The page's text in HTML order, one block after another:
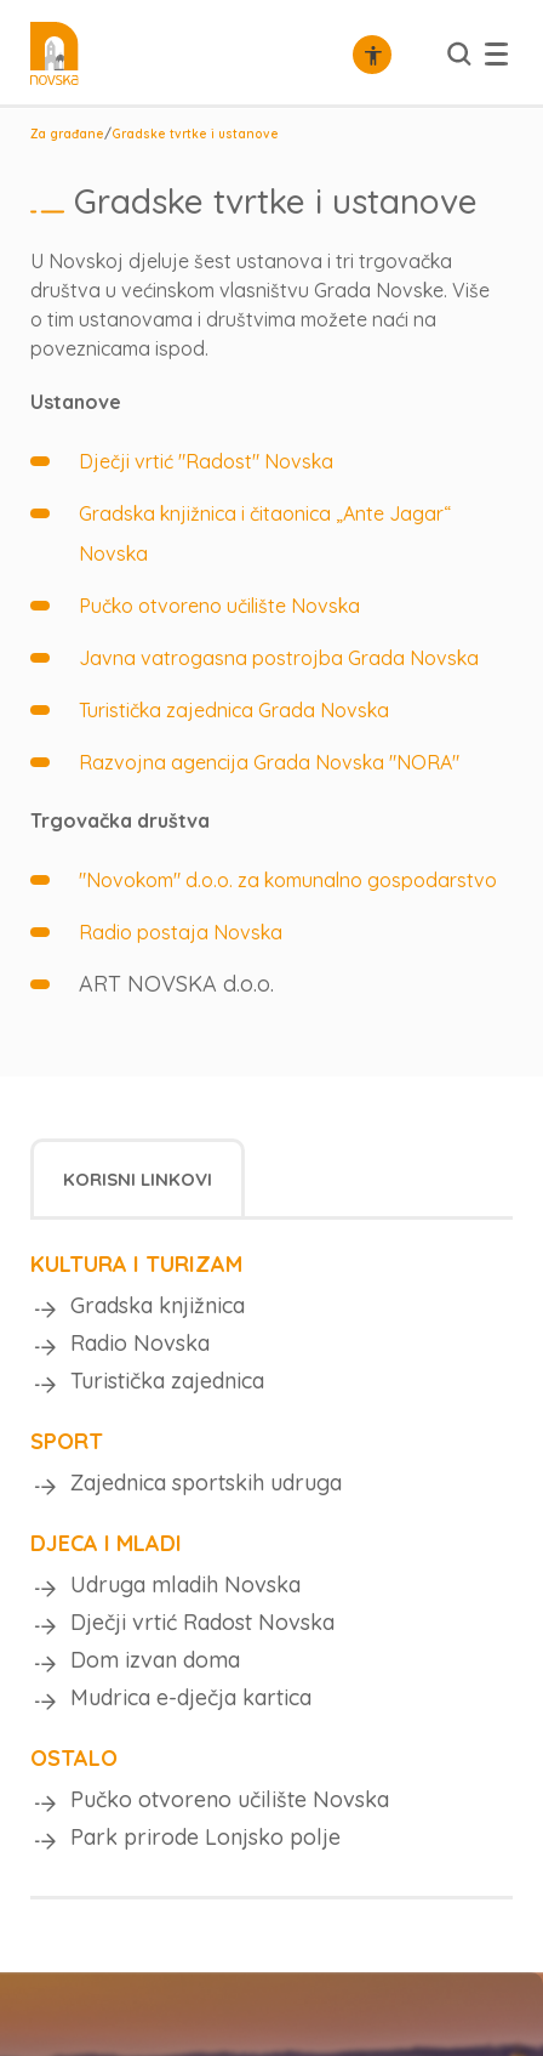
Za građane/Gradske tvrtke i ustanove
Gradske tvrtke i ustanove
U Novskoj djeluje šest ustanova i tri trgovačka
društva u većinskom vlasništvu Grada Novske. Više
o tim ustanovama i društvima možete naći na
poveznicama ispod.
Ustanove
Dječji vrtić "Radost" Novska
Gradska knjižnica i čitaonica „Ante Jagar“
Novska
Pučko otvoreno učilište Novska
Javna vatrogasna postrojba Grada Novska
Turistička zajednica Grada Novska
Razvojna agencija Grada Novska "NORA"
Trgovačka društva
"Novokom" d.o.o. za komunalno gospodarstvo
Radio postaja Novska
ART NOVSKA d.o.o.
KORISNI LINKOVI
KULTURA I TURIZAM
Gradska knjižnica
Radio Novska
Turistička zajednica
SPORT
Zajednica sportskih udruga
DJECA I MLADI
Udruga mladih Novska
Dječji vrtić Radost Novska
Dom izvan doma
Mudrica e-dječja kartica
OSTALO
Pučko otvoreno učilište Novska
Park prirode Lonjsko polje